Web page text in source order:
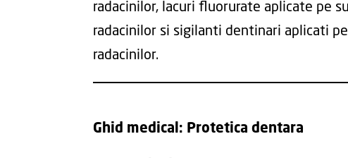
radacinilor, lacuri fluorurate aplicate pe
radacinilor si sigilanti dentinari aplicati
radacinilor.
Ghid medical: Protetica dentara